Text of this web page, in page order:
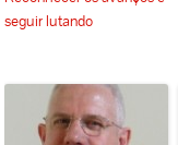
seguir lutando